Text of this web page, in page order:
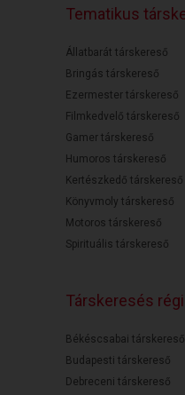
Tematikus
Állatbarát társkereső
Bringás társkereső
Ezermester társkereső
Filmkedvelő társkereső
Gamer társkereső
Humoros társkereső
Kertészkedő társkereső
Könyvmoly társkereső
Motoros társkereső
Spirituális társkereső
Társkeresés
Békéscsabai társkereső
Budapesti társkereső
Debreceni társkereső